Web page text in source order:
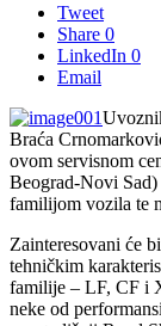
Tweet
Share 0
LinkedIn 0
Email
Braća
ovom servisnom
Beograd-Novi
familijom vozila te
Zainteresovani će
tehničkim
familije – LF, CF i
neke od